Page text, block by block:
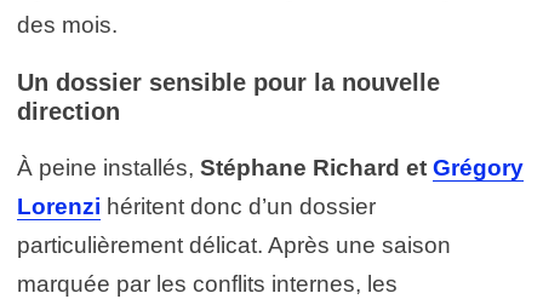
des mois.
Un dossier sensible pour la nouvelle
direction
À peine installés, Stéphane Richard et Grégory
Lorenzi héritent donc d’un dossier
particulièrement délicat. Après une saison
marquée par les conflits internes, les